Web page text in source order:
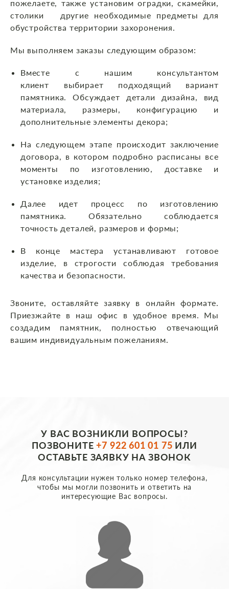
пожелаете, также установим оградки, скамейки,
столики другие необходимые предметы для
обустройства территории захоронения.
Мы выполняем заказы следующим образом:
Вместе с нашим консультантом
клиент выбирает подходящий вариант
памятника. Обсуждает детали дизайна, вид
материала, размеры, конфигурацию и
дополнительные элементы декора;
На следующем этапе происходит заключение
договора, в котором подробно расписаны все
моменты по изготовлению, доставке и
установке изделия;
Далее идет процесс по изготовлению
памятника. Обязательно соблюдается
точность деталей, размеров и формы;
В конце мастера устанавливают готовое
изделие, в строгости соблюдая требования
качества и безопасности.
Звоните, оставляйте заявку в онлайн формате.
Приезжайте в наш офис в удобное время. Мы
создадим памятник, полностью отвечающий
вашим индивидуальным пожеланиям.
У ВАС ВОЗНИКЛИ ВОПРОСЫ?
ПОЗВОНИТЕ+7 922 601 01 75 ИЛИ
ОСТАВЬТЕ ЗАЯВКУ НА ЗВОНОК
Для консультации нужен только номер телефона,
чтобы мы могли позвонить и ответить на
интересующие Вас вопросы.